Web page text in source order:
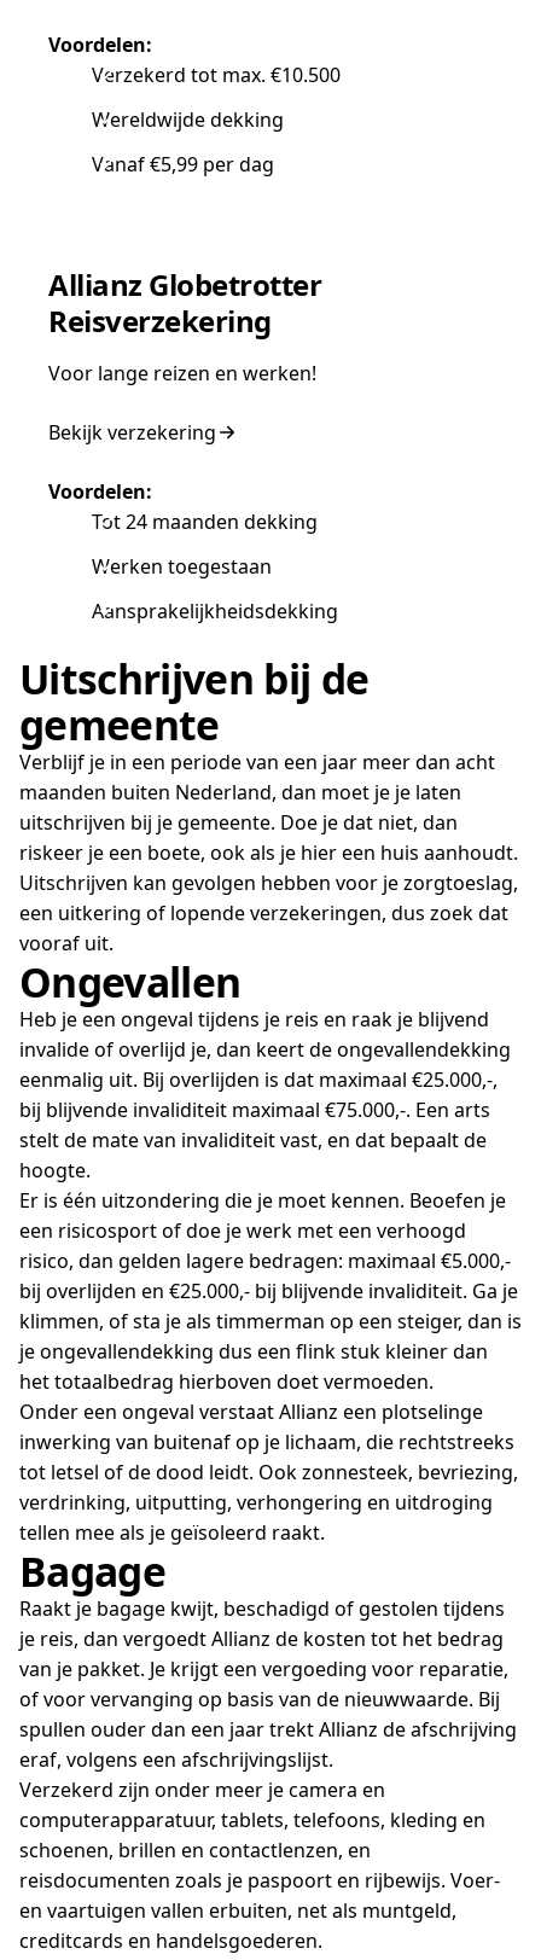
Voordelen:
Verzekerd tot max. €10.500
Wereldwijde dekking
Vanaf €5,99 per dag
Allianz Globetrotter
Reisverzekering
Voor lange reizen en werken!
Bekijk verzekering
Voordelen:
Tot 24 maanden dekking
Werken toegestaan
Aansprakelijkheidsdekking
Uitschrijven bij de
gemeente
Verblijf je in een periode van een jaar meer dan acht
maanden buiten Nederland, dan moet je je laten
uitschrijven bij je gemeente. Doe je dat niet, dan
riskeer je een boete, ook als je hier een huis aanhoudt.
Uitschrijven kan gevolgen hebben voor je zorgtoeslag,
een uitkering of lopende verzekeringen, dus zoek dat
vooraf uit.
Ongevallen
Heb je een ongeval tijdens je reis en raak je blijvend
invalide of overlijd je, dan keert de ongevallendekking
eenmalig uit. Bij overlijden is dat maximaal €25.000,-,
bij blijvende invaliditeit maximaal €75.000,-. Een arts
stelt de mate van invaliditeit vast, en dat bepaalt de
hoogte.
Er is één uitzondering die je moet kennen. Beoefen je
een risicosport of doe je werk met een verhoogd
risico, dan gelden lagere bedragen: maximaal €5.000,-
bij overlijden en €25.000,- bij blijvende invaliditeit. Ga je
klimmen, of sta je als timmerman op een steiger, dan is
je ongevallendekking dus een flink stuk kleiner dan
het totaalbedrag hierboven doet vermoeden.
Onder een ongeval verstaat Allianz een plotselinge
inwerking van buitenaf op je lichaam, die rechtstreeks
tot letsel of de dood leidt. Ook zonnesteek, bevriezing,
verdrinking, uitputting, verhongering en uitdroging
tellen mee als je geïsoleerd raakt.
Bagage
Raakt je bagage kwijt, beschadigd of gestolen tijdens
je reis, dan vergoedt Allianz de kosten tot het bedrag
van je pakket. Je krijgt een vergoeding voor reparatie,
of voor vervanging op basis van de nieuwwaarde. Bij
spullen ouder dan een jaar trekt Allianz de afschrijving
eraf, volgens een afschrijvingslijst.
Verzekerd zijn onder meer je camera en
computerapparatuur, tablets, telefoons, kleding en
schoenen, brillen en contactlenzen, en
reisdocumenten zoals je paspoort en rijbewijs. Voer-
en vaartuigen vallen erbuiten, net als muntgeld,
creditcards en handelsgoederen.